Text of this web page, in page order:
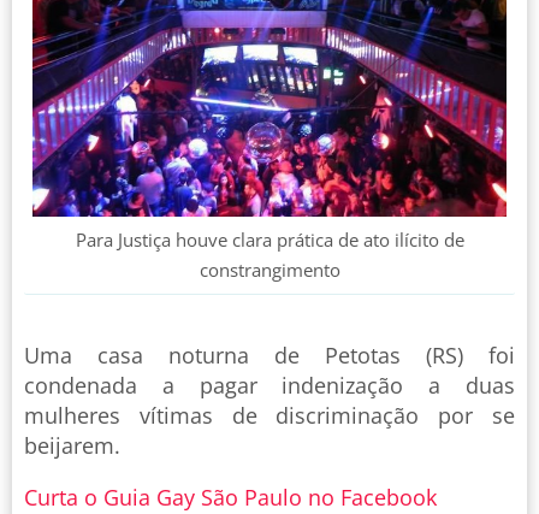
Para Justiça houve clara prática de ato ilícito de
constrangimento
Uma casa noturna de Petotas (RS) foi
condenada a pagar indenização a duas
mulheres vítimas de discriminação por se
beijarem.
Curta o Guia Gay São Paulo no Facebook